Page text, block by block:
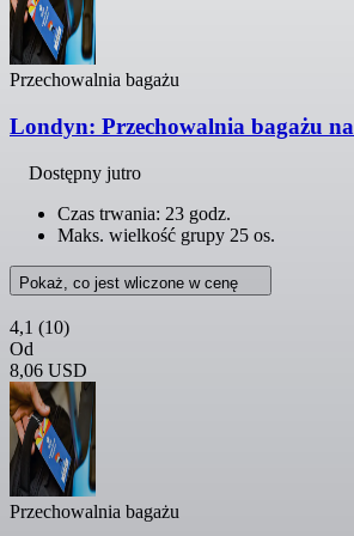
Przechowalnia bagażu
Londyn: Przechowalnia bagażu
Dostępny jutro
Czas trwania: 23 godz.
Maks. wielkość grupy 25 os.
Pokaż, co jest wliczone w cenę
4,1 (10)
Od
8,06 USD
Przechowalnia bagażu